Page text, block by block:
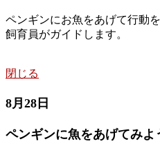
ペンギンにお魚をあげて行動
飼育員がガイドします。
閉じる
8月28日
ペンギンに魚をあげてみよ